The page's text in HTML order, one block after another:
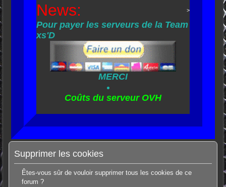
News: >
Pour payer les serveurs de la Team
xs'D
MERCI
Coûts du serveur OVH
Supprimer les cookies
Êtes-vous sûr de vouloir supprimer tous les cookies de ce
forum ?